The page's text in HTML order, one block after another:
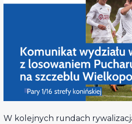
W kolejnych rundach